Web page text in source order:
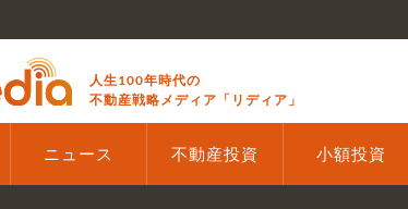
人生100年時代の
不動産戦略メディア「リディア」
ニュース 不動産投資 小額投資